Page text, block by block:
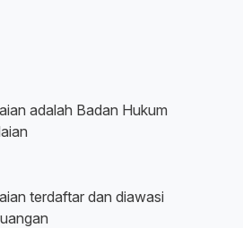
adalah Badan Hukum
terdaftar dan diawasi